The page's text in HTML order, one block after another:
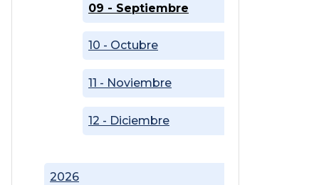
09 - Septiembre
10 - Octubre
11 - Noviembre
12 - Diciembre
2026